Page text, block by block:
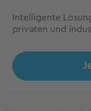
Intelligente
privaten und